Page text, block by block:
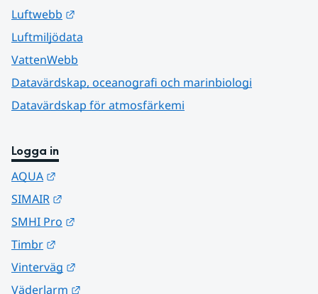
Luftwebb
Luftmiljödata
VattenWebb
Datavärdskap, oceanografi och marinbiologi
Datavärdskap för atmosfärkemi
Logga in
AQUA
SIMAIR
SMHI Pro
Timbr
Vinterväg
Väderlarm